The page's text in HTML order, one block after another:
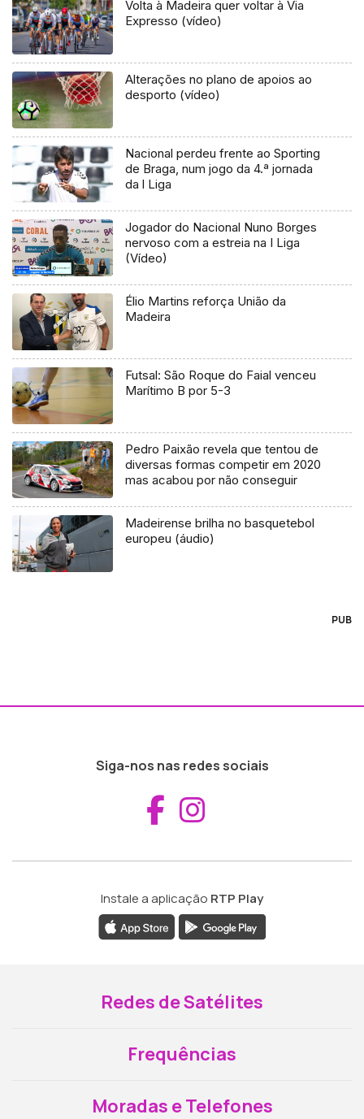
Volta à Madeira quer voltar à Via
Expresso (vídeo)
Alterações no plano de apoios ao
desporto (vídeo)
Nacional perdeu frente ao Sporting
de Braga, num jogo da 4.ª jornada
da l Liga
Jogador do Nacional Nuno Borges
nervoso com a estreia na I Liga
(Vídeo)
Élio Martins reforça União da
Madeira
Futsal: São Roque do Faial venceu
Marítimo B por 5-3
Pedro Paixão revela que tentou de
diversas formas competir em 2020
mas acabou por não conseguir
Madeirense brilha no basquetebol
europeu (áudio)
PUB
Siga-nos nas redes sociais
Aceder ao
Instale a aplicação RTP Play
Redes de Satélites
Frequências
Moradas e Telefones